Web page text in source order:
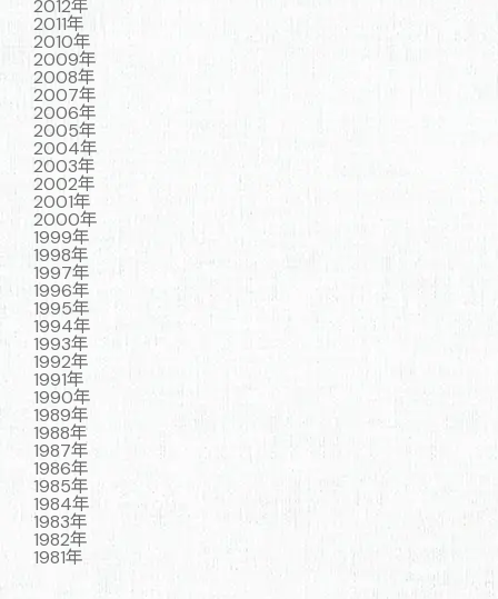
2012年
2011年
2010年
2009年
2008年
2007年
2006年
2005年
2004年
2003年
2002年
2001年
2000年
1999年
1998年
1997年
1996年
1995年
1994年
1993年
1992年
1991年
1990年
1989年
1988年
1987年
1986年
1985年
1984年
1983年
1982年
1981年